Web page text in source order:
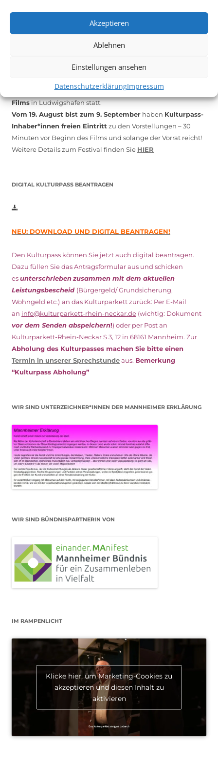
Akzeptieren
Ablehnen
Einstellungen ansehen
DatenschutzerklärungImpressum
Auch dieses Jahr findet wieder dasFestival des deutschen
Filmsin Ludwigshafen statt.
Vom 19. August bist zum 9. September haben Kulturpass-
Inhaber*innen freien Eintritt zu den Vorstellungen – 30
Minuten vor Beginn des Films und solange der Vorrat reicht!
Weitere Details zum Festival finden Sie HIER
DIGITAL KULTURPASS BEANTRAGEN
NEU: DOWNLOAD UND DIGITAL BEANTRAGEN!
Den Kulturpass können Sie jetzt auch digital beantragen.
Dazu füllen Sie das Antragsformular aus und schicken
esunterschriebenzusammen mit dem aktuellen
Leistungsbescheid (Bürgergeld/ Grundsicherung,
Wohngeld etc.) an das Kulturparkett zurück: Per E-Mail
an info@kulturparkett-rhein-neckar.de (wichtig: Dokument
vor dem Senden abspeichern!) oder per Post an
Kulturparkett-Rhein-Neckar S 3, 12 in 68161 Mannheim. Zur
Abholung des Kulturpasses machen Sie bitte einen
Termin in unserer Sprechstundeaus. Bemerkung
“Kulturpass Abholung”
WIR SIND UNTERZEICHNER*INNEN DER MANNHEIMER ERKLÄRUNG
WIR SIND BÜNDNISPARTNERIN VON
IM RAMPENLICHT
Klicke hier, um Marketing-Cookies zu
akzeptieren und diesen Inhalt zu
aktivieren